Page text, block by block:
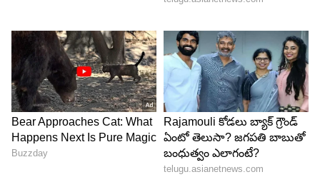
నటించారు. నువ్వే నువ్వే, ఆంధ్రుడు, మర్యాద రామన్న
చిత్రాలకు సునీల్ నంది అవార్డులు గెలుచుకున్నారు. అనేక
ఫిలిం ఫేర్ అవార్డులు కూడా లభించాయి.